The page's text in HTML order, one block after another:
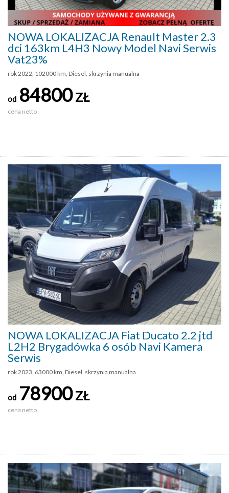
NOWA LOKALIZACJA Renault Master 2.3
dci 163km L4H3 Nowy Model Navi Serwis
Vat23%
rok 2022, 102000 km, Diesel, skrzynia manualna
od 84800ZŁ
cena netto
NOWA LOKALIZACJA Fiat Ducato 2.2 jtd
L2H2 Brygadówka 6 osób Navi Kamera
Serwis
rok 2023, 63000 km, Diesel, skrzynia manualna
od 78900ZŁ
cena netto